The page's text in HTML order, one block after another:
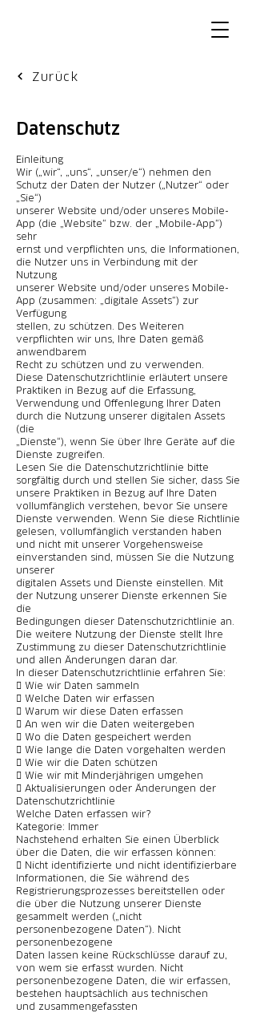
Zurück
Datenschutz
Einleitung
Wir („wir“, „uns“, „unser/e“) nehmen den
Schutz der Daten der Nutzer („Nutzer“ oder
„Sie“)
unserer Website und/oder unseres Mobile-
App (die „Website“ bzw. der „Mobile-App“)
sehr
ernst und verpflichten uns, die Informationen,
die Nutzer uns in Verbindung mit der
Nutzung
unserer Website und/oder unseres Mobile-
App (zusammen: „digitale Assets“) zur
Verfügung
stellen, zu schützen. Des Weiteren
verpflichten wir uns, Ihre Daten gemäß
anwendbarem
Recht zu schützen und zu verwenden.
Diese Datenschutzrichtlinie erläutert unsere
Praktiken in Bezug auf die Erfassung,
Verwendung und Offenlegung Ihrer Daten
durch die Nutzung unserer digitalen Assets
(die
„Dienste“), wenn Sie über Ihre Geräte auf die
Dienste zugreifen.
Lesen Sie die Datenschutzrichtlinie bitte
sorgfältig durch und stellen Sie sicher, dass Sie
unsere Praktiken in Bezug auf Ihre Daten
vollumfänglich verstehen, bevor Sie unsere
Dienste verwenden. Wenn Sie diese Richtlinie
gelesen, vollumfänglich verstanden haben
und nicht mit unserer Vorgehensweise
einverstanden sind, müssen Sie die Nutzung
unserer
digitalen Assets und Dienste einstellen. Mit
der Nutzung unserer Dienste erkennen Sie
die
Bedingungen dieser Datenschutzrichtlinie an.
Die weitere Nutzung der Dienste stellt Ihre
Zustimmung zu dieser Datenschutzrichtlinie
und allen Änderungen daran dar.
In dieser Datenschutzrichtlinie erfahren Sie:
 Wie wir Daten sammeln
 Welche Daten wir erfassen
 Warum wir diese Daten erfassen
 An wen wir die Daten weitergeben
 Wo die Daten gespeichert werden
 Wie lange die Daten vorgehalten werden
 Wie wir die Daten schützen
 Wie wir mit Minderjährigen umgehen
 Aktualisierungen oder Änderungen der
Datenschutzrichtlinie
Welche Daten erfassen wir?
Kategorie: Immer
Nachstehend erhalten Sie einen Überblick
über die Daten, die wir erfassen können:
 Nicht identifizierte und nicht identifizierbare
Informationen, die Sie während des
Registrierungsprozesses bereitstellen oder
die über die Nutzung unserer Dienste
gesammelt werden („nicht
personenbezogene Daten“). Nicht
personenbezogene
Daten lassen keine Rückschlüsse darauf zu,
von wem sie erfasst wurden. Nicht
personenbezogene Daten, die wir erfassen,
bestehen hauptsächlich aus technischen
und zusammengefassten